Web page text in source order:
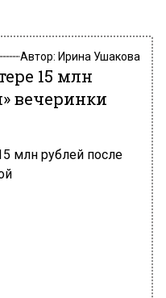
Автор: Ирина Ушакова
15 млн
вечеринки